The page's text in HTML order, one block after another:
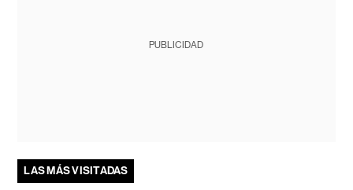
PUBLICIDAD
LAS MÁS VISITADAS